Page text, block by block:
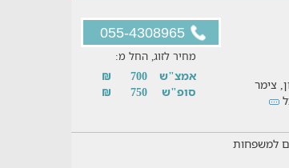
055-4308965
צימר
מחיר לזוג, החל מ:
אמצ"ש 700
₪
סופ"ש
750
₪
למשפחות